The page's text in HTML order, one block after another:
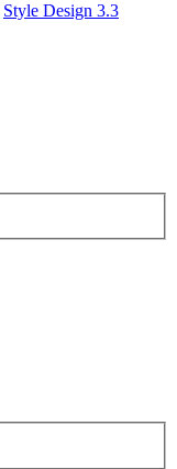
Style Design 3.3